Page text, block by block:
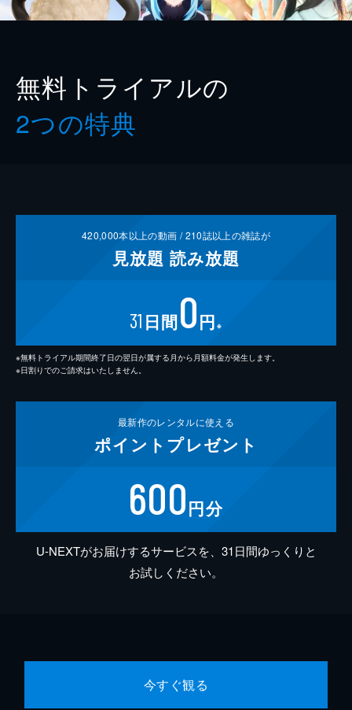
無料トライアルの
2つの特典
420,000本以上の動画 /210誌以上の雑誌が
見放題 読み放題
31 日間0円 ※
※無料トライアル期間終了日の翌日が属する月から月額料金が発生します。
※日割りでのご請求はいたしません。
最新作のレンタルに使える
ポイント プレゼント
600円分
U-NEXTがお届けするサービスを、31日間ゆっくりと
お試しください。
今すぐ観る